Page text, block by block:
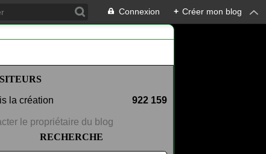
Connexion + Créer mon blog
la création 922 159
le propriétaire du blog
RECHERCHE